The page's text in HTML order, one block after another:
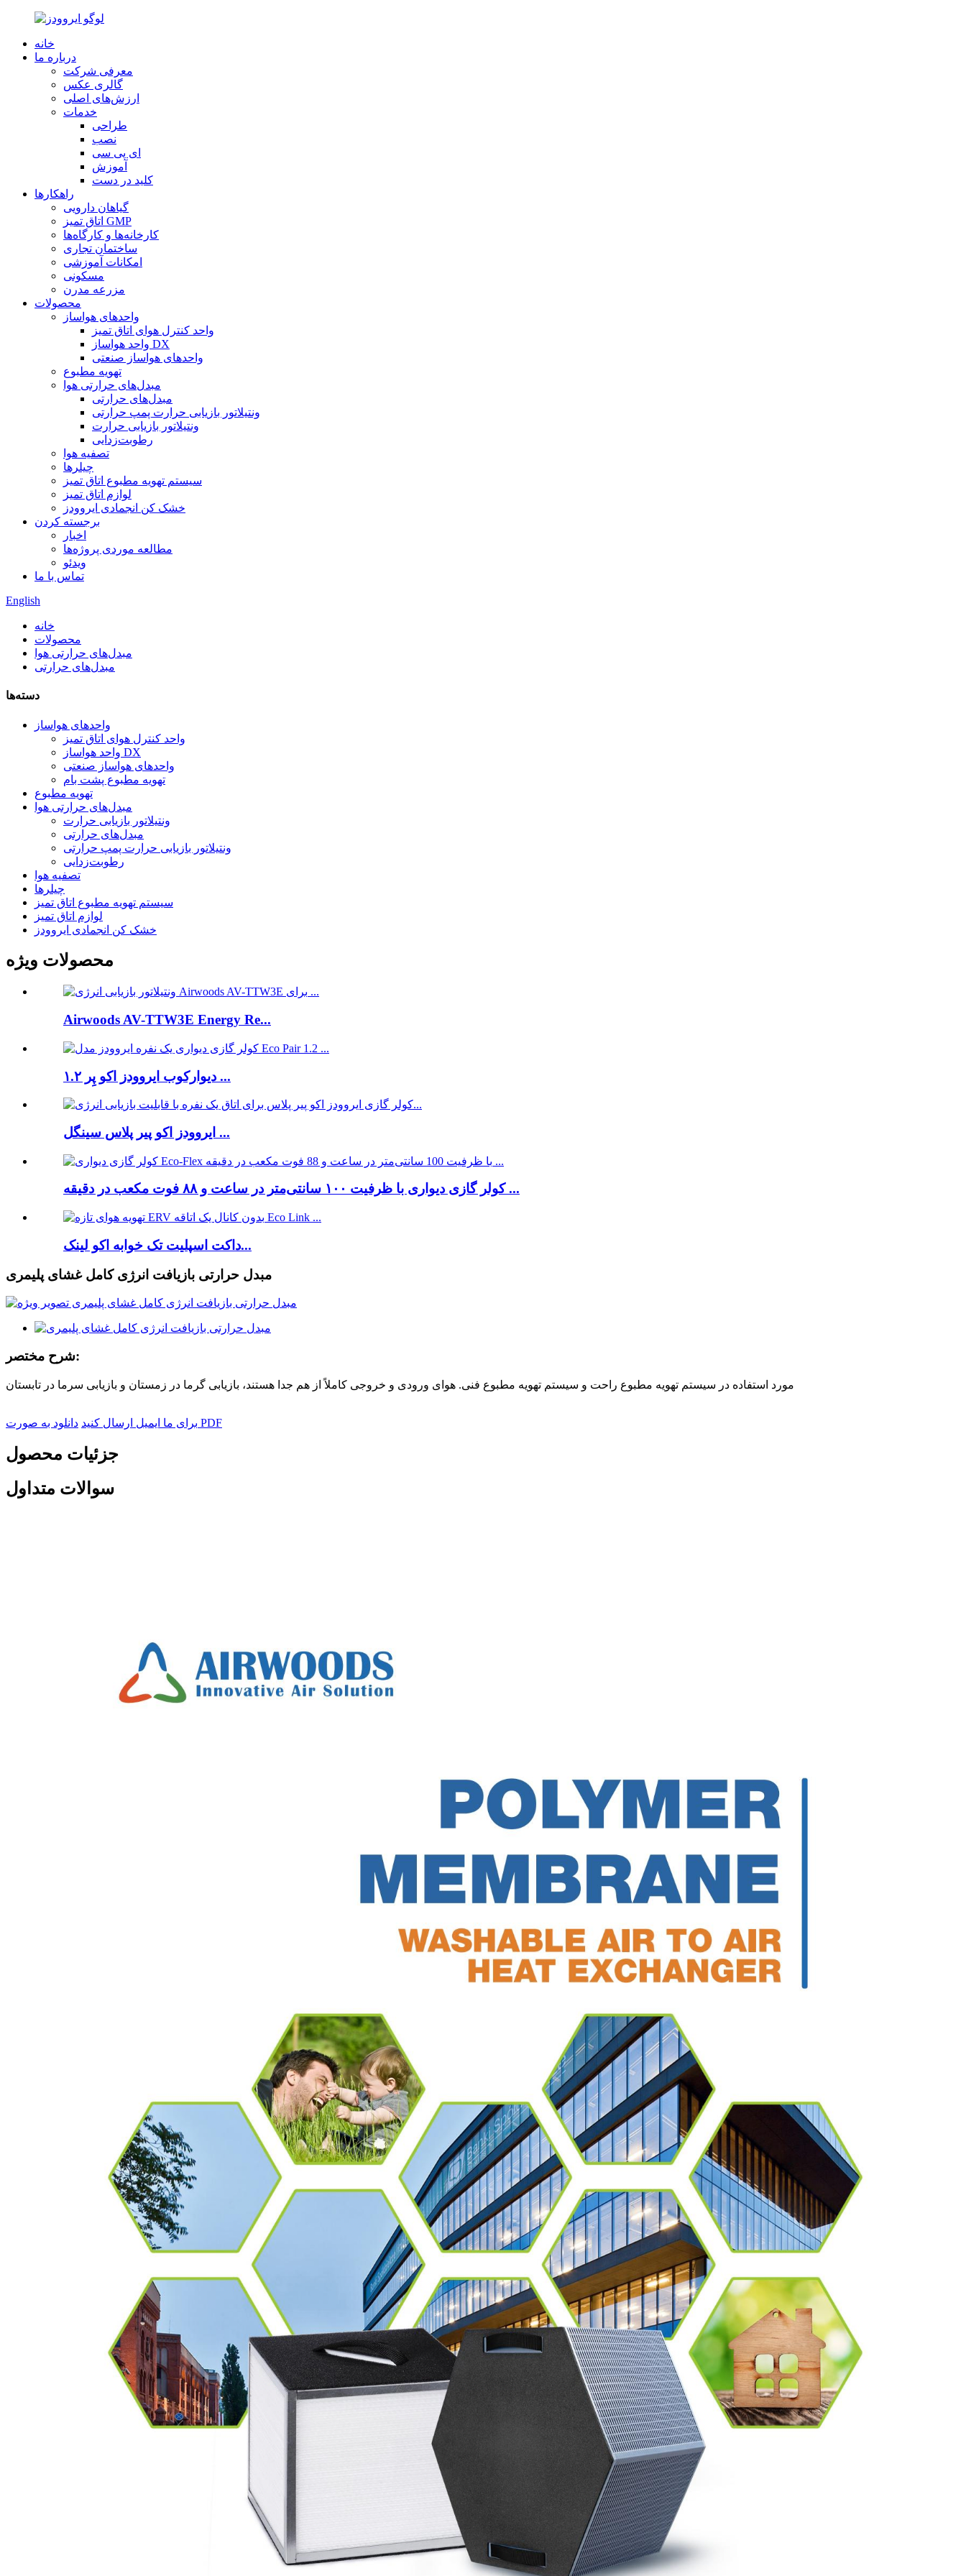
خانه
درباره ما
معرفی شرکت
گالری عکس
ارزش‌های اصلی
خدمات
طراحی
نصب
ای پی سی
آموزش
کلید در دست
راهکارها
گیاهان دارویی
اتاق تمیز GMP
کارخانه‌ها و کارگاه‌ها
ساختمان تجاری
امکانات آموزشی
مسکونی
مزرعه مدرن
محصولات
واحدهای هواساز
واحد کنترل هوای اتاق تمیز
واحد هواساز DX
واحدهای هواساز صنعتی
تهویه مطبوع
مبدل‌های حرارتی هوا
مبدل‌های حرارتی
ونتیلاتور بازیابی حرارت پمپ حرارتی
ونتیلاتور بازیابی حرارت
رطوبت‌زدایی
تصفیه هوا
چیلرها
سیستم تهویه مطبوع اتاق تمیز
لوازم اتاق تمیز
خشک کن انجمادی ایروودز
برجسته کردن
اخبار
مطالعه موردی پروژه‌ها
ویدئو
تماس با ما
English
خانه
محصولات
مبدل‌های حرارتی هوا
مبدل‌های حرارتی
دسته‌ها
واحدهای هواساز
واحد کنترل هوای اتاق تمیز
واحد هواساز DX
واحدهای هواساز صنعتی
تهویه مطبوع پشت بام
تهویه مطبوع
مبدل‌های حرارتی هوا
ونتیلاتور بازیابی حرارت
مبدل‌های حرارتی
ونتیلاتور بازیابی حرارت پمپ حرارتی
رطوبت‌زدایی
تصفیه هوا
چیلرها
سیستم تهویه مطبوع اتاق تمیز
لوازم اتاق تمیز
خشک کن انجمادی ایروودز
محصولات ویژه
Airwoods AV-TTW3E Energy Re...
دیوارکوب ایروودز اکو پِر ۱.۲ ...
ایروودز اکو پیر پلاس سینگل ...
کولر گازی دیواری با ظرفیت ۱۰۰ سانتی‌متر در ساعت و ۸۸ فوت مکعب در دقیقه ...
داکت اسپلیت تک خوابه اکو لینک...
مبدل حرارتی بازیافت انرژی کامل غشای پلیمری
شرح مختصر:
مورد استفاده در سیستم تهویه مطبوع راحت و سیستم تهویه مطبوع فنی. هوای ورودی و خروجی کاملاً از هم جدا هستند، بازیابی گرما در زمستان و بازیابی سرما در تابستان
برای ما ایمیل ارسال کنید دانلود به صورت PDF
جزئیات محصول
سوالات متداول